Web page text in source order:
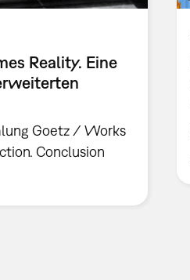
Reality. Eine
Goetz / Works
Conclusion